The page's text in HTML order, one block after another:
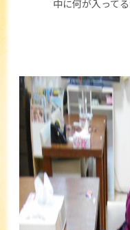
中に何が入って